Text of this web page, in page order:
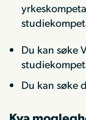
Du kan søke
Du kan søke